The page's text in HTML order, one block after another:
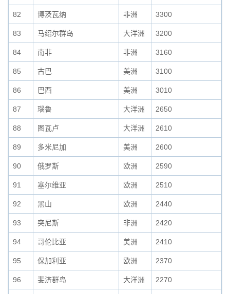
82 博茨瓦纳 非洲 3300
83 马绍尔群岛 大洋洲 3200
84 南非 非洲 3160
85 古巴 美洲 3100
86 巴西 美洲 3010
87 瑙鲁 大洋洲 2650
88 图瓦卢 大洋洲 2610
89 多米尼加 美洲 2600
90 俄罗斯 欧洲 2590
91 塞尔维亚 欧洲 2510
92 黑山 欧洲 2440
93 突尼斯 非洲 2420
94 哥伦比亚 美洲 2410
95 保加利亚 欧洲 2370
96 斐济群岛 大洋洲 2270